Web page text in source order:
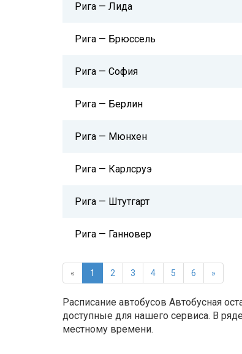
Рига — Лида
Рига — Брюссель
Рига — София
Рига — Берлин
Рига — Мюнхен
Рига — Карлсруэ
Рига — Штутгарт
Рига — Ганновер
« 1 2 3 4 5 6 »
Расписание автобусов Автобусная
доступные для нашего сервиса. В
местному времени.